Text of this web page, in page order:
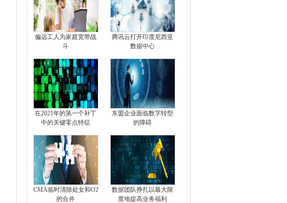
偏远工人为家庭宽带战
斗
腾讯云打开印度尼西亚
数据中心
在2021年的第一个补丁
中的关键零点特征
东盟企业面临数字转型
的障碍
CMA临时清除处女和O2
的合并
数据团队挣扎以最大限
度地提高业务福利